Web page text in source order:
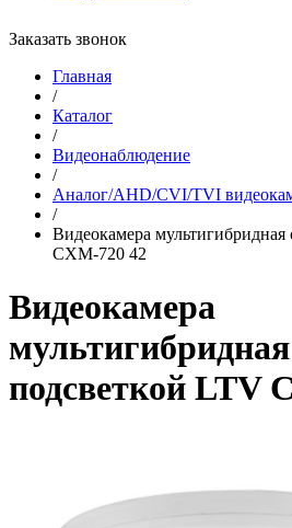
Заказать звонок
Главная
/
Каталог
/
Видеонаблюдение
/
Аналог/AHD/CVI/TVI
/
Видеокамера
CXM-720 42
Видеокамера
подсветкой LTV